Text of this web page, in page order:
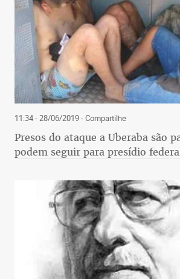
11:34 - 28/06/2019- Compartilhe
Presos do ataque a Uberaba são
podem seguir para presídio